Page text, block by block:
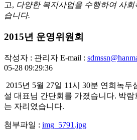
고, 다양한 복지사업을 수행하여 사
습니다.
2015년 운영위원회
작성자 : 관리자 E-mail :
05-28 09:29:36
2015년 5월 27일 11시 30분 연희녹두
설 대표님 간단회를 가졌습니다. 박
는 자리였습니다.
첨부파일 : img_5791.jpg